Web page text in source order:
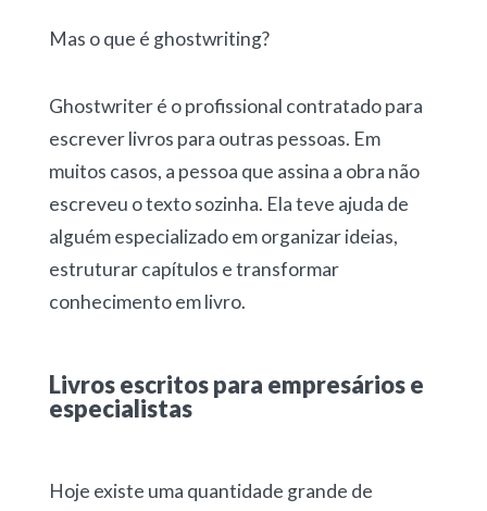
Mas o que é ghostwriting?
Ghostwriter é o profissional contratado para
escrever livros para outras pessoas. Em
muitos casos, a pessoa que assina a obra não
escreveu o texto sozinha. Ela teve ajuda de
alguém especializado em organizar ideias,
estruturar capítulos e transformar
conhecimento em livro.
Livros escritos para empresários e
especialistas
Hoje existe uma quantidade grande de